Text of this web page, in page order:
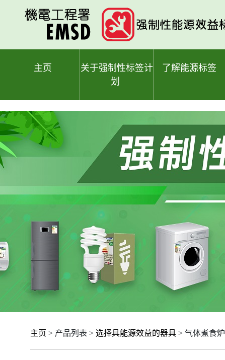
主页
关于强制性标签计
划
了解能源标签
主页 > 产品列表 > 选择具能源效益的器具 > 气体煮食炉